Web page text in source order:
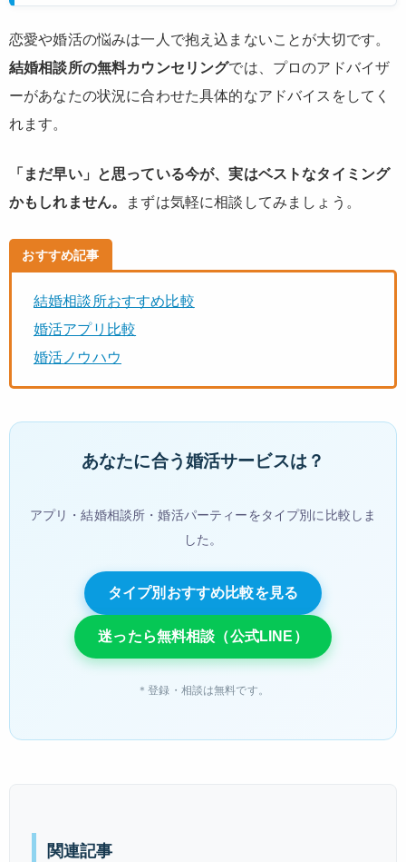
恋愛や婚活の悩みは一人で抱え込まないことが大切です。
結婚相談所の無料カウンセリングでは、プロのアドバイザ
ーがあなたの状況に合わせた具体的なアドバイスをしてく
れます。
「まだ早い」と思っている今が、実はベストなタイミング
かもしれません。
まずは気軽に相談してみましょう。
おすすめ記事
結婚相談所おすすめ比較
婚活アプリ比較
婚活ノウハウ
あなたに合う婚活サービスは？
アプリ・結婚相談所・婚活パーティーをタイプ別に比較しま
した。
タイプ別おすすめ比較を見る
迷ったら無料相談（公式LINE）
＊登録・相談は無料です。
関連記事